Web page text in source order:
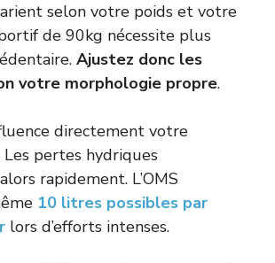
selon votre poids et votre
de 90kg nécessite plus
Ajustez donc les
votre morphologie propre.
directement votre
pertes hydriques
rapidement. L’OMS
10 litres possibles par
lors d’efforts intenses.